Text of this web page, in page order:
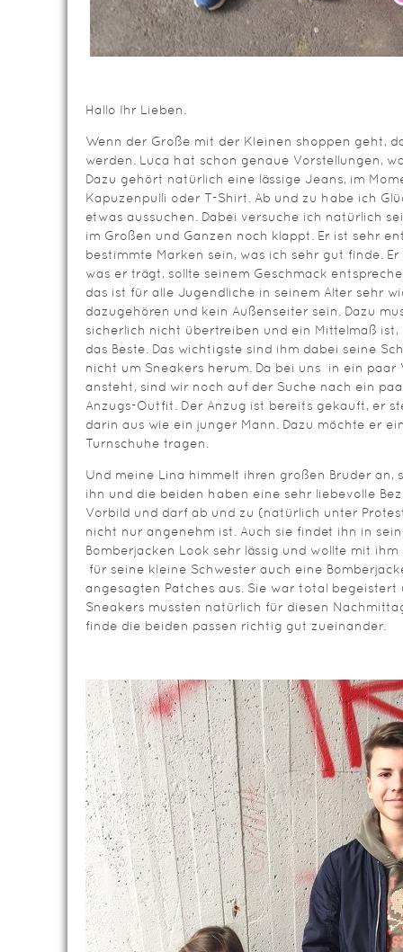
Hallo Ihr Lieben.
Wenn der Große mit der Kleinen shoppen geht,
werden. Luca hat schon genaue Vorstellungen,
Dazu gehört natürlich eine lässige Jeans, im
Kapuzenpulli oder T-Shirt. Ab und zu habe ich
etwas aussuchen. Dabei versuche ich natürlich
im Großen und Ganzen noch klappt. Er ist sehr
bestimmte Marken sein, was ich sehr gut finde.
was er trägt, sollte seinem Geschmack
das ist für alle Jugendliche in seinem Alter sehr
dazugehören und kein Außenseiter sein. Dazu
sicherlich nicht übertreiben und ein Mittelmaß
das Beste. Das wichtigste sind ihm dabei seine
nicht um Sneakers herum. Da bei uns in ein
ansteht, sind wir noch auf der Suche nach ein
Anzugs-Outfit. Der Anzug ist bereits gekauft, er
darin aus wie ein junger Mann. Dazu möchte er
Turnschuhe tragen.
Und meine Lina himmelt ihren großen Bruder an,
ihn und die beiden haben eine sehr liebevolle
Vorbild und darf ab und zu (natürlich unter
nicht nur angenehm ist. Auch sie findet ihn in
Bomberjacken Look sehr lässig und wollte mit
für seine kleine Schwester auch eine
angesagten Patches aus. Sie war total begeistert
Sneakers mussten natürlich für diesen
finde die beiden passen richtig gut zueinander.